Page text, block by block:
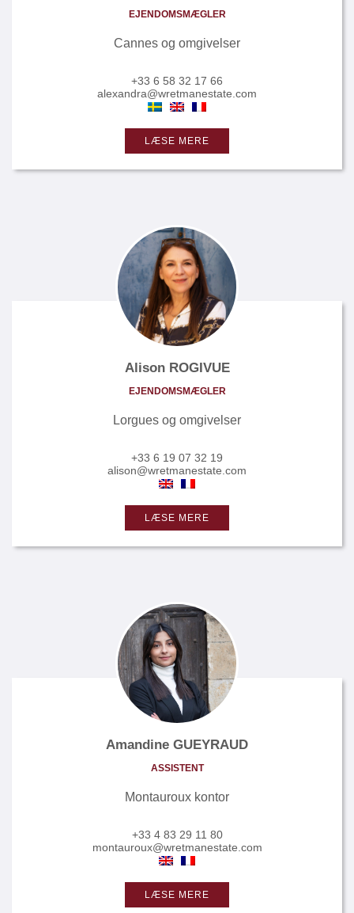
EJENDOMSMÆGLER
Cannes og omgivelser
+33 6 58 32 17 66
alexandra@wretmanestate.com
LÆSE MERE
Alison ROGIVUE
EJENDOMSMÆGLER
Lorgues og omgivelser
+33 6 19 07 32 19
alison@wretmanestate.com
LÆSE MERE
Amandine GUEYRAUD
ASSISTENT
Montauroux kontor
+33 4 83 29 11 80
montauroux@wretmanestate.com
LÆSE MERE